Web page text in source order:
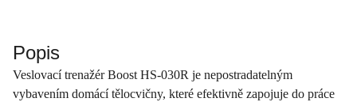
Popis
Veslovací trenažér Boost HS-030R je nepostradatelným
vybavením domácí tělocvičny, které efektivně zapojuje do práce